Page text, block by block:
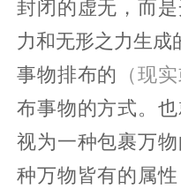
封闭的虚无，而
力和无形之力生成
事物排布的
（现
布事物的方式。
视为一种包裹万
种万物皆有的属